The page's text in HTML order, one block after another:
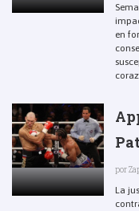
en
por
La